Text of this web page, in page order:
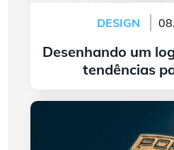
DESIGN
Desenhando um
tendências
continuar